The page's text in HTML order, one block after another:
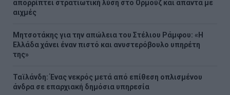
απορρίπτει στρατιωτική λύση στο Ορμούζ και απαντά με
αιχμές
Μητσοτάκης για την απώλεια του Στέλιου Ράμφου: «Η
Ελλάδα χάνει έναν πιστό και ανυστερόβουλο υπηρέτη
της»
Ταϊλάνδη: Ένας νεκρός μετά από επίθεση οπλισμένου
άνδρα σε επαρχιακή δημόσια υπηρεσία